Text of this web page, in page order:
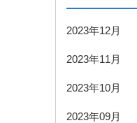
2023年12月
2023年11月
2023年10月
2023年09月